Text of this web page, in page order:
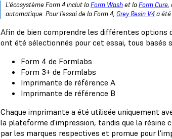
L'écosystème Form 4 inclut laForm Washet laForm Cure,
automatique. Pour l'essai de la Form 4, Grey Resin V4a
Afin de bien comprendre les différentes
ont été sélectionnés pour cet essai, tous basés
Form 4 de Formlabs
Form 3+ de Formlabs
Imprimante de référence A
Imprimante de référence B
Chaque imprimante a été utilisée uniquement
la plateforme d'impression, tandis que la résine
par les marques respectives et promue pour